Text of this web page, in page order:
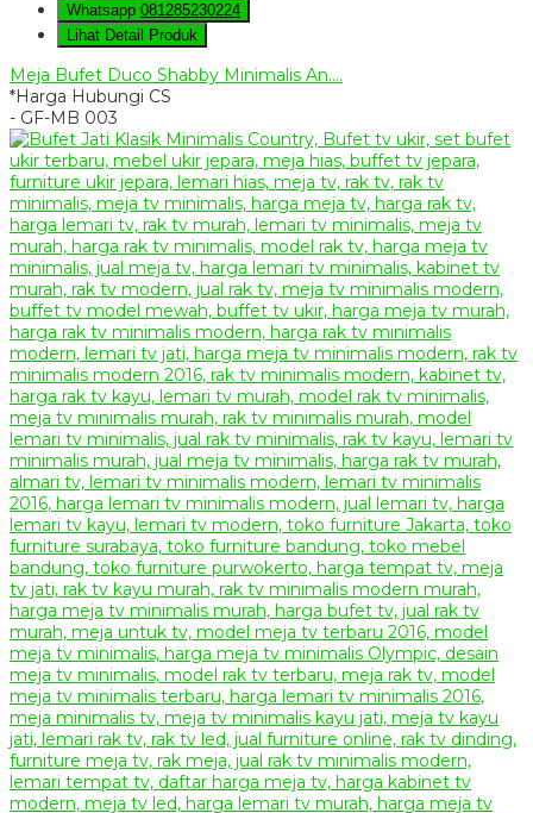
Whatsapp 081285230224
Lihat Detail Produk
Meja Bufet Duco Shabby Minimalis An....
*Harga Hubungi CS
- GF-MB 003